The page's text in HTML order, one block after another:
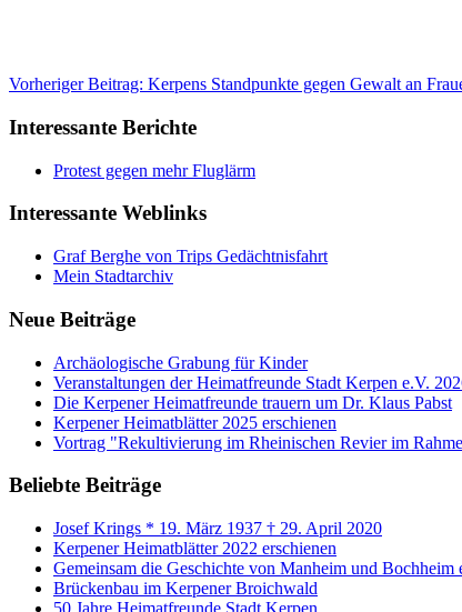
Vorheriger Beitrag: Kerpens Standpunkte gegen Gewalt an
Interessante Berichte
Protest gegen mehr Fluglärm
Interessante Weblinks
Graf Berghe von Trips Gedächtnisfahrt
Mein Stadtarchiv
Neue Beiträge
Archäologische Grabung für Kinder
Veranstaltungen der Heimatfreunde Stadt Kerpen e.V.
Die Kerpener Heimatfreunde trauern um Dr. Klaus Pabst
Kerpener Heimatblätter 2025 erschienen
Vortrag "Rekultivierung im Rheinischen Revier im
Beliebte Beiträge
Josef Krings * 19. März 1937 † 29. April 2020
Kerpener Heimatblätter 2022 erschienen
Gemeinsam die Geschichte von Manheim und Bochheim
Brückenbau im Kerpener Broichwald
50 Jahre Heimatfreunde Stadt Kerpen